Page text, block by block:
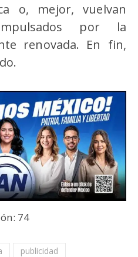
o, mejor, vuelvan
por la
renovada. En fin,
74
publicidad